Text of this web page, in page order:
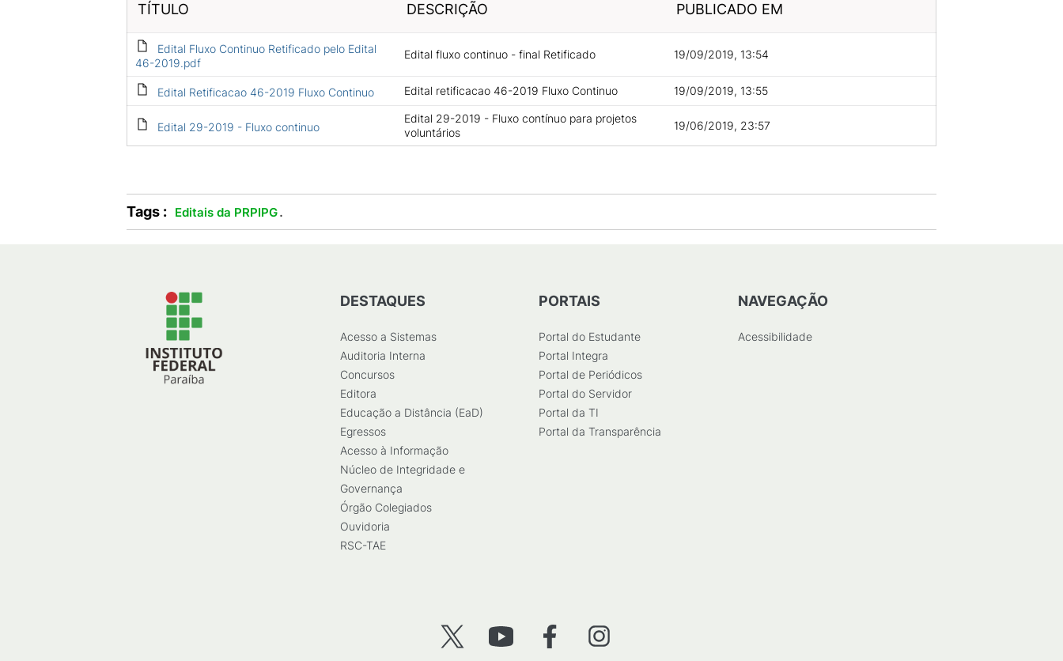
TÍTULO DESCRIÇÃO PUBLICADO EM
Edital Fluxo Continuo Retificado pelo Edital
46-2019.pdf
Edital fluxo continuo - final Retificado 19/09/2019, 13:54
Edital Retificacao 46-2019 Fluxo Continuo Edital retificacao 46-2019 Fluxo Continuo 19/09/2019, 13:55
Edital 29-2019 - Fluxo continuo
Edital 29-2019 - Fluxo contínuo para projetos
voluntários
19/06/2019, 23:57
Tags : Editais da PRPIPG.
DESTAQUES
Acesso a Sistemas
Auditoria Interna
Concursos
Editora
Educação a Distância (EaD)
Egressos
Acesso à Informação
Núcleo de Integridade e
Governança
Órgão Colegiados
Ouvidoria
RSC-TAE
PORTAIS
Portal do Estudante
Portal Integra
Portal de Periódicos
Portal do Servidor
Portal da TI
Portal da Transparência
NAVEGAÇÃO
Acessibilidade